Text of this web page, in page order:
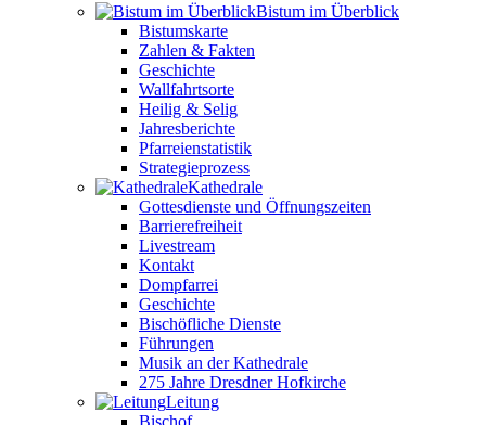
Bistum im Überblick
Bistumskarte
Zahlen & Fakten
Geschichte
Wallfahrtsorte
Heilig & Selig
Jahresberichte
Pfarreienstatistik
Strategieprozess
Kathedrale
Gottesdienste und Öffnungszeiten
Barrierefreiheit
Livestream
Kontakt
Dompfarrei
Geschichte
Bischöfliche Dienste
Führungen
Musik an der Kathedrale
275 Jahre Dresdner Hofkirche
Leitung
Bischof